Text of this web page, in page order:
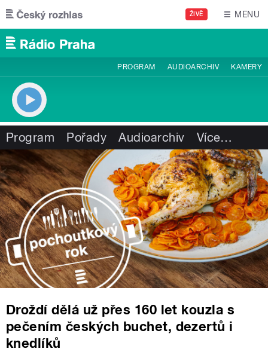
Přejít k hlavnímu obsahu
ŽIVĚ MENU
PROGRAM AUDIOARCHIV KAMERY
Program Pořady Audioarchiv Více…
Droždí dělá už přes 160 let kouzla s
pečením českých buchet, dezertů i
knedlíků